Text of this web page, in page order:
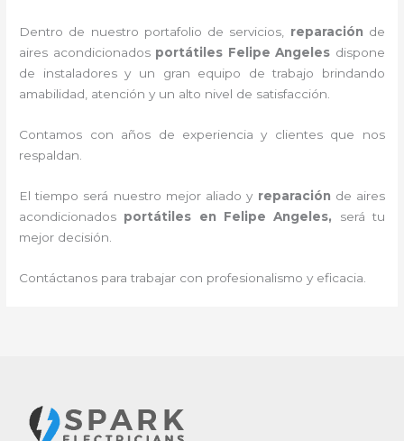
Dentro de nuestro portafolio de servicios, reparación de
aires acondicionados portátiles Felipe Angeles dispone
de instaladores y un gran equipo de trabajo brindando
amabilidad, atención y un alto nivel de satisfacción.
Contamos con años de experiencia y clientes que nos
respaldan.
El tiempo será nuestro mejor aliado y reparación de aires
acondicionados portátiles en Felipe Angeles, será tu
mejor decisión.
Contáctanos para trabajar con profesionalismo y eficacia.